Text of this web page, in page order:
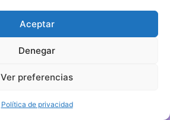
Aceptar
Denegar
Ver preferencias
Política de privacidad